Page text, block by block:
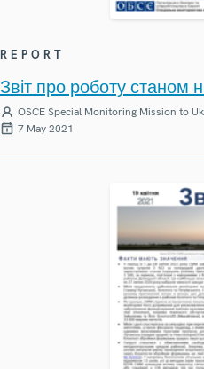
REPORT
Звіт про роботу станом
OSCE Special Monitoring Mission to
7 May 2021